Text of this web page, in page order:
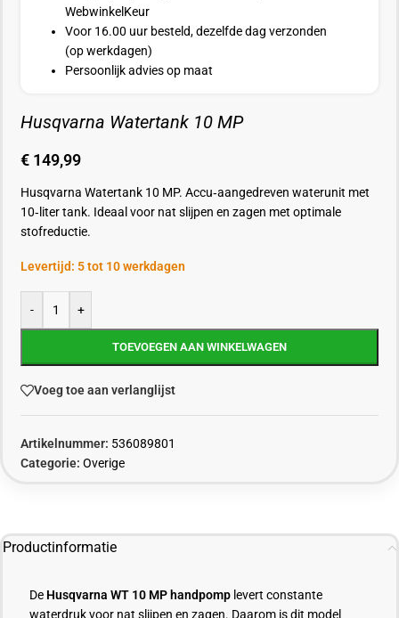
WebwinkelKeur
Voor 16.00 uur besteld, dezelfde dag verzonden
(op werkdagen)
Persoonlijk advies op maat
Husqvarna Watertank 10 MP
€ 149,99
Husqvarna Watertank 10 MP. Accu‑aangedreven waterunit met
10‑liter tank. Ideaal voor nat slijpen en zagen met optimale
stofreductie.
Levertijd: 5 tot 10 werkdagen
- +
TOEVOEGEN AAN WINKELWAGEN
Voeg toe aan verlanglijst
Artikelnummer: 536089801
Categorie: Overige
Productinformatie
De Husqvarna WT 10 MP handpomp levert constante
waterdruk voor nat slijpen en zagen. Daarom is dit model